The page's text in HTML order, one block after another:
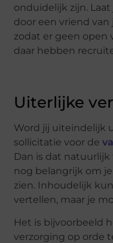
onduidelijk zijn.
door een vriend van
zodat er geen open
daar hebben
Uiterlijke
Word jij uiteindelijk
sollicitatie voor de
Dan is dat natuurlijk
nog belangrijk om
zien. Inhoudelijk
vertellen, maar je
Het is bijvoorbeeld
verzorging op orde